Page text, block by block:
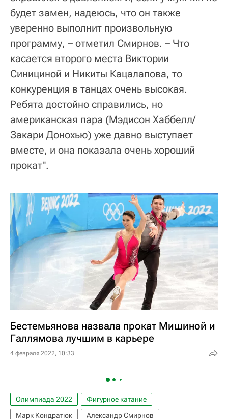
будет замен, надеюсь, что он также
уверенно выполнит произвольную
программу, – отметил Смирнов. – Что
касается второго места Виктории
Синициной и Никиты Кацалапова, то
конкуренция в танцах очень высокая.
Ребята достойно справились, но
американская пара (Мэдисон Хаббелл/
Закари Донохью) уже давно выступает
вместе, и она показала очень хороший
прокат".
Бестемьянова назвала прокат Мишиной и
Галлямова лучшим в карьере
4 февраля 2022, 10:33
Олимпиада 2022
Фигурное катание
Марк Кондратюк
Александр Смирнов